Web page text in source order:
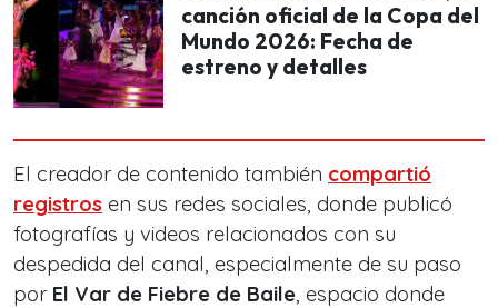
canción oficial de la Copa del
Mundo 2026: Fecha de
estreno y detalles
El creador de contenido también compartió
registros en sus redes sociales, donde publicó
fotografías y videos relacionados con su
despedida del canal, especialmente de su paso
por El Var de Fiebre de Baile, espacio donde